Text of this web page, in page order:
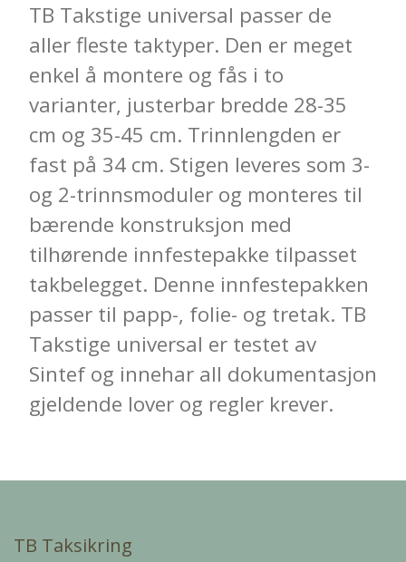
TB Takstige universal passer de
aller fleste taktyper. Den er meget
enkel å montere og fås i to
varianter, justerbar bredde 28-35
cm og 35-45 cm. Trinnlengden er
fast på 34 cm. Stigen leveres som 3-
og 2-trinnsmoduler og monteres til
bærende konstruksjon med
tilhørende innfestepakke tilpasset
takbelegget. Denne innfestepakken
passer til papp-, folie- og tretak. TB
Takstige universal er testet av
Sintef og innehar all dokumentasjon
gjeldende lover og regler krever.
TB Taksikring